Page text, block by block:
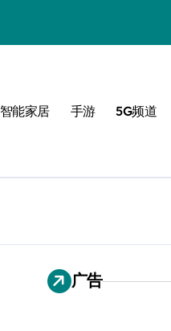
智能家居 手游 5G频道
广告